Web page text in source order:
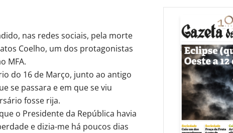
nas redes sociais, pela morte
Coelho, um dos protagonistas
MFA.
do 16 de Março, junto ao antigo
se passara e em que se viu
fosse rija.
o Presidente da República havia
e dizia-me há poucos dias